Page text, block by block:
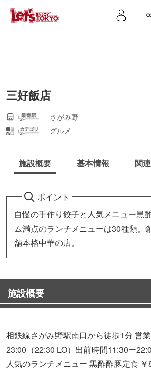
三好飯店
さがみ野
グルメ
施設概要 基本情報 関
ポイント
自慢の手作り餃子と人気メニュー黒
ム満点のランチメニューは30種類。
舗本格中華の店。
施設概要
相鉄線さがみ野駅南口から徒歩1分 営
23:00（22:30 LO）出前時間11:30ー
人気のランチメニュー 黒酢酢豚定食